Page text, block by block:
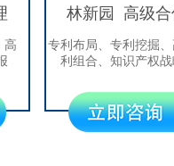
林新园 高级合伙人
专利布局、专利挖掘、高价值
利组合、知识产权战略规划